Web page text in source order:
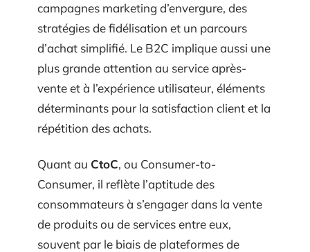
campagnes marketing d’envergure, des
stratégies de fidélisation et un parcours
d’achat simplifié. Le B2C implique aussi une
plus grande attention au service après-
vente et à l’expérience utilisateur, éléments
déterminants pour la satisfaction client et la
répétition des achats.
Quant au CtoC, ou Consumer-to-
Consumer, il reflète l’aptitude des
consommateurs à s’engager dans la vente
de produits ou de services entre eux,
souvent par le biais de plateformes de